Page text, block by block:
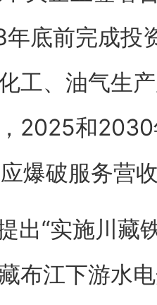
底前完成投
工、油气生
2025和
爆破服务营
出“实施川藏
布江下游水